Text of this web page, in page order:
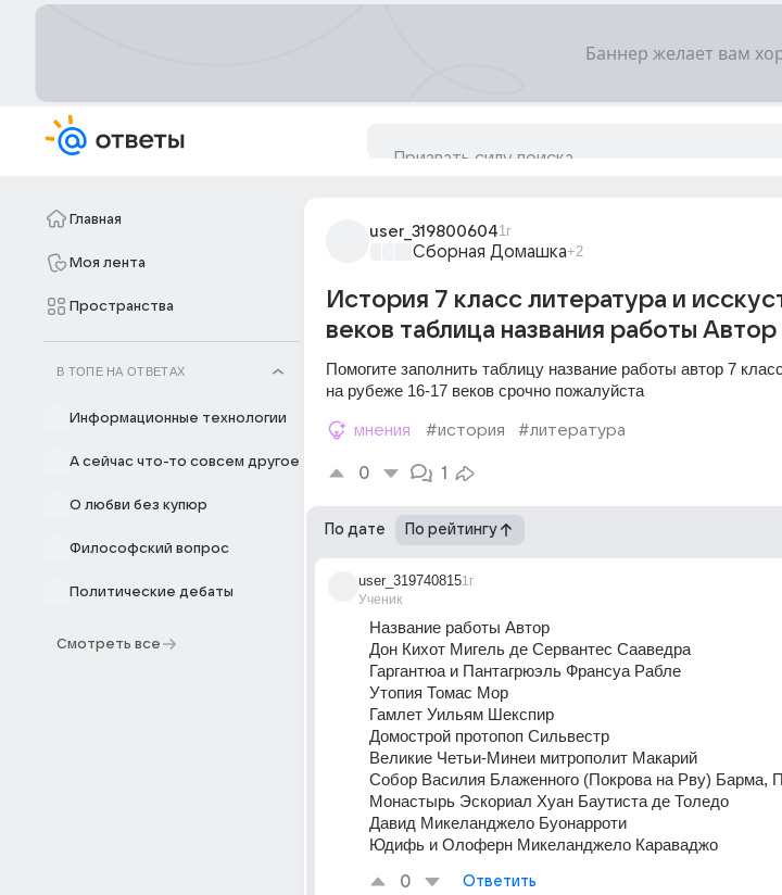
Главная
Моя лента
Пространства
В ТОПЕ НА ОТВЕТАХ
Информационные технологии
А сейчас что-то совсем другое
О любви без купюр
Философский вопрос
Политические дебаты
Смотреть все
user_3198006041г
Сборная Домашка+2
История 7 класс литература и
веков таблица названия работы Автор
Помогите заполнить таблицу название работы автор 7
на рубеже 16-17 веков срочно пожалуйста
мнения #история #литература
0 1
По дате По рейтингу
user_319740815
Ученик
1г
Название работы Автор
Дон Кихот Мигель де Сервантес Сааведра
Гаргантюа и Пантагрюэль Франсуа Рабле
Утопия Томас Мор
Гамлет Уильям Шекспир
Домострой протопоп Сильвестр
Великие Четьи-Минеи митрополит Макарий
Собор Василия Блаженного (Покрова на Рву) Барма,
Монастырь Эскориал Хуан Баутиста де Толедо
Давид Микеланджело Буонарроти
Юдифь и Олоферн Микеланджело Караваджо
0 Ответить